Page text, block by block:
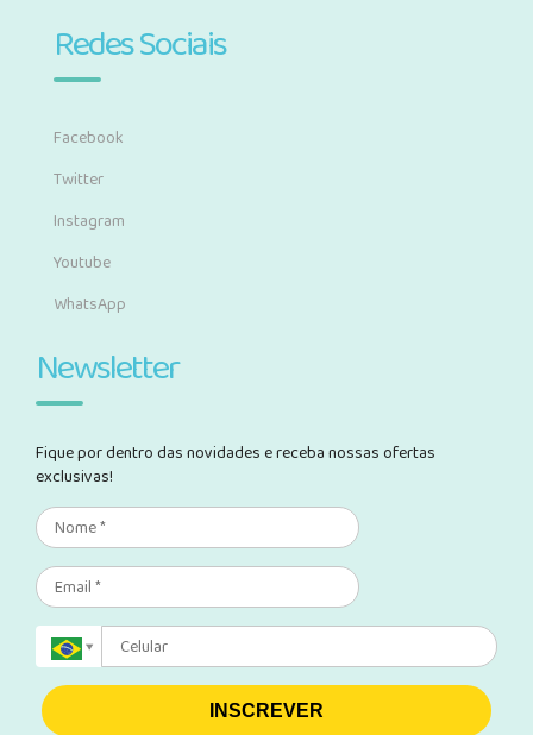
Redes Sociais
Facebook
Twitter
Instagram
Youtube
WhatsApp
Newsletter
Fique por dentro das novidades e receba nossas ofertas
exclusivas!
INSCREVER